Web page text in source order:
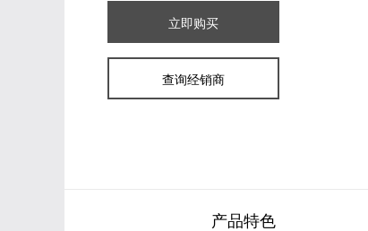
立即购买
查询经销商
产品特色